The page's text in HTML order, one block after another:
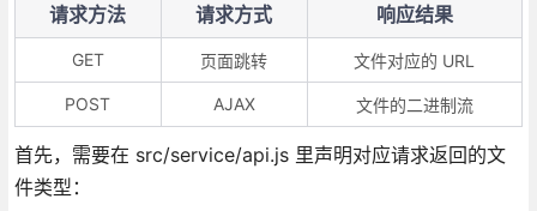
请求方法 请求方式 响应结果
GET 页面跳转 文件对应的 URL
POST AJAX 文件的二进制流
首先，需要在 src/service/api.js 里声明对应请求返回的文
件类型：